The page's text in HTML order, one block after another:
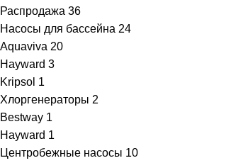
Распродажа 36
Насосы для бассейна 24
Aquaviva 20
Hayward 3
Kripsol 1
Хлоргенераторы 2
Bestway 1
Hayward 1
Центробежные насосы 10